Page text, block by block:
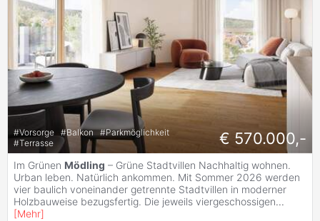
#Vorsorge #Balkon #Parkmöglichkeit
#Terrasse € 570.000,-
Im Grünen Mödling – Grüne Stadtvillen Nachhaltig wohnen.
Urban leben. Natürlich ankommen. Mit Sommer 2026 werden
vier baulich voneinander getrennte Stadtvillen in moderner
Holzbauweise bezugsfertig. Die jeweils viergeschossigen...
[Mehr]